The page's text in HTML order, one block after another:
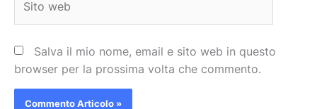
web
Salva il mio nome, email e sito web in questo
browser per la prossima volta che commento.